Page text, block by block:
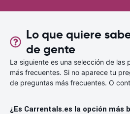
Lo que quiere
de gente
La siguiente es una selección de las
más frecuentes. Si no aparece tu
de preguntas más frecuentes. O
¿Es Carrentals.es la opción más